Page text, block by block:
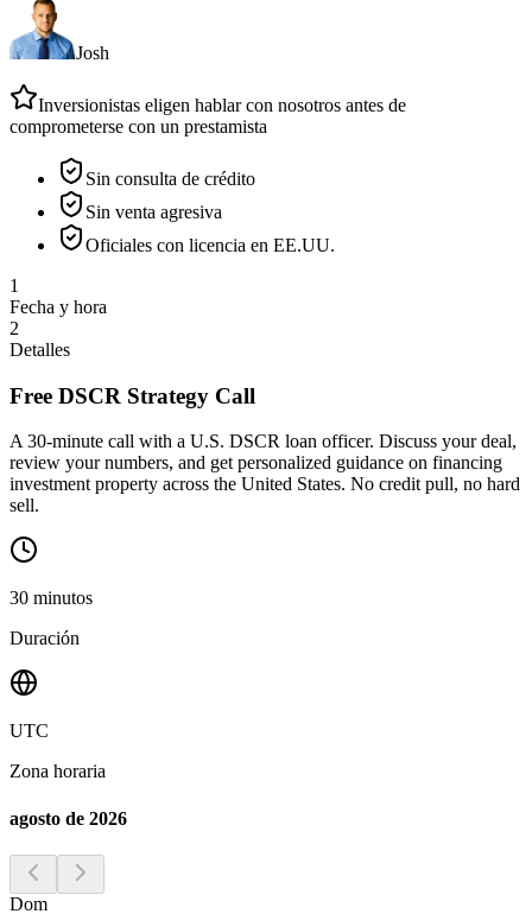
Josh
Inversionistas eligen hablar con nosotros antes de
comprometerse con un prestamista
Sin consulta de crédito
Sin venta agresiva
Oficiales con licencia en EE.UU.
1
Fecha y hora
2
Detalles
Free DSCR Strategy Call
A 30-minute call with a U.S. DSCR loan officer. Discuss your deal,
review your numbers, and get personalized guidance on financing
investment property across the United States. No credit pull, no hard
sell.
30 minutos
Duración
UTC
Zona horaria
agosto de 2026
Dom